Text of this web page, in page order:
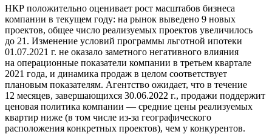
НКР положительно оценивает рост масштабов бизнеса
компании в текущем году: на рынок выведено 9 новых
проектов, общее число реализуемых проектов увеличилось
до 21. Изменение условий программы льготной ипотеки
01.07.2021 г. не оказало заметного негативного влияния
на операционные показатели компании в третьем квартале
2021 года, и динамика продаж в целом соответствует
плановым показателям. Агентство ожидает, что в течение
12 месяцев, завершающихся 30.06.2022 г., продажи поддержит
ценовая политика компании — средние цены реализуемых
квартир ниже (в том числе из-за географического
расположения конкретных проектов), чем у конкурентов.